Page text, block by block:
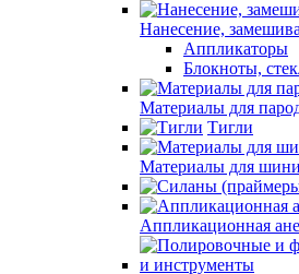
Нанесение,
Аппликаторы
Блокноты,
Материалы для
Тигли
Материалы для
Аппликационная